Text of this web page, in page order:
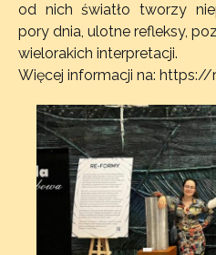
od nich światło tworzy
pory dnia, ulotne refleksy,
wielorakich interpretacji.
Więcej informacji na: